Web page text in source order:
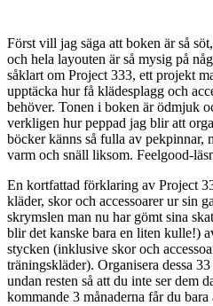
Först vill jag säga att boken är så
och hela layouten är så mysig på
såklart om Project 333, ett projekt
upptäcka hur få klädesplagg och
behöver. Tonen i boken är ödmjuk
verkligen hur peppad jag blir att
böcker känns så fulla av pekpinnar,
varm och snäll liksom. Feelgood-
En kortfattad förklaring av Project
kläder, skor och accessoarer ur sin
skrymslen man nu har gömt sina
blir det kanske bara en liten kulle!)
stycken (inklusive skor och
träningskläder). Organisera dessa
undan resten så att du inte ser dem
kommande 3 månaderna får du